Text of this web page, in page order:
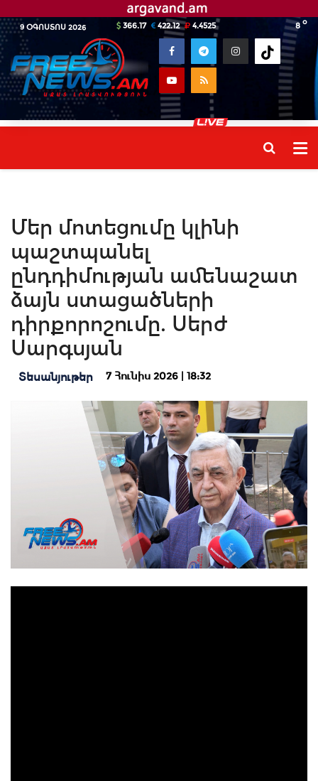
9 ՕԳՈՍՏՈՍ 2026 8 o
366.17 422.12 4.4525
Մեր մոտեցումը կլինի
պաշտպանել
ընդդիմության ամենաշատ
ձայն ստացածների
դիրքորոշումը. Սերժ
Սարգսյան
Տեսանյութեր 7 Հունիս 2026 | 18:32